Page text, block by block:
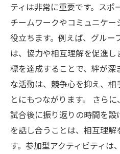
ティは非常に重要です。スポ
チームワークやコミュニケ
役立ちます。例えば、グルー
は、協力や相互理解を促進し
標を達成することで、絆が深
な活動は、競争心を抑え、
とにもつながります。 さらに
試合後に振り返りの時間を設
を話し合うことは、相互理
す。参加型アクティビティは